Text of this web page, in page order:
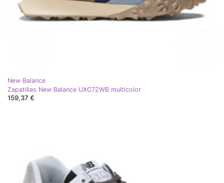
New Balance
Zapatillas New Balance UXC72WB multicolor
159,37 €